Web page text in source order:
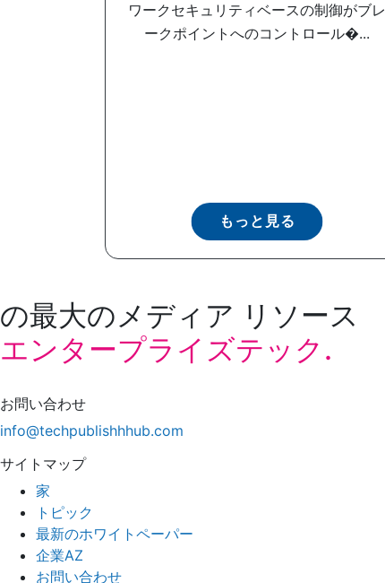
ワークセキュリティベースの制御がブレ
ークポイントへのコントロール�...
もっと見る
の最大のメディア リソース
エンタープライズテック.
お問い合わせ
info@techpublishhhub.com
サイトマップ
家
トピック
最新のホワイトペーパー
企業AZ
お問い合わせ